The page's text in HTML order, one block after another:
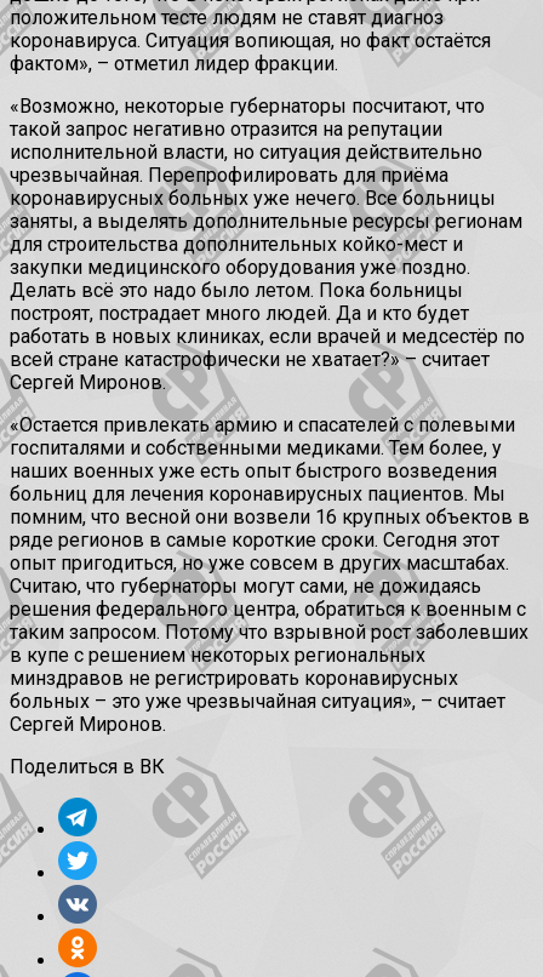
положительном тесте людям не ставят диагноз
коронавируса. Ситуация вопиющая, но факт остаётся
фактом», – отметил лидер фракции.
«Возможно, некоторые губернаторы посчитают, что
такой запрос негативно отразится на репутации
исполнительной власти, но ситуация действительно
чрезвычайная. Перепрофилировать для приёма
коронавирусных больных уже нечего. Все больницы
заняты, а выделять дополнительные ресурсы регионам
для строительства дополнительных койко-мест и
закупки медицинского оборудования уже поздно.
Делать всё это надо было летом. Пока больницы
построят, пострадает много людей. Да и кто будет
работать в новых клиниках, если врачей и медсестёр по
всей стране катастрофически не хватает?» – считает
Сергей Миронов.
«Остается привлекать армию и спасателей с полевыми
госпиталями и собственными медиками. Тем более, у
наших военных уже есть опыт быстрого возведения
больниц для лечения коронавирусных пациентов. Мы
помним, что весной они возвели 16 крупных объектов в
ряде регионов в самые короткие сроки. Сегодня этот
опыт пригодиться, но уже совсем в других масштабах.
Считаю, что губернаторы могут сами, не дожидаясь
решения федерального центра, обратиться к военным с
таким запросом. Потому что взрывной рост заболевших
в купе с решением некоторых региональных
минздравов не регистрировать коронавирусных
больных – это уже чрезвычайная ситуация», – считает
Сергей Миронов.
Поделиться в ВК